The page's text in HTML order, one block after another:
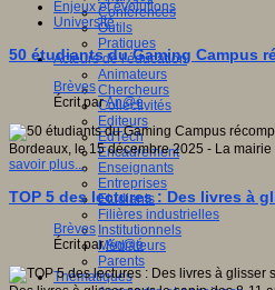
Conférences
Outils
Pratiques
Acteurs de l'éducation
Animateurs
Chercheurs
Collectivités
Editeurs
EdTech
Encadrement
Enseignants
Entreprises
Etudiants
Filières industrielles
Institutionnels
Médiateurs
Parents
Thématiques
Enjeux et évolutions
Université
50 étudiants du Gaming Campus
Brèves
Écrit parAn@é
Bordeaux, le 15 décembre 2025 - La
savoir plus...
TOP 5 des lectures : Des livres à
Brèves
Écrit parAn@é